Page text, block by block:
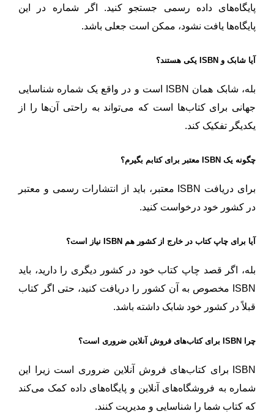
پایگاه‌های داده رسمی جستجو کنید. اگر شماره در این
پایگاه‌ها یافت نشود، ممکن است جعلی باشد.
آیا شابک و ISBN یکی هستند؟
بله، شابک همان ISBN است و در واقع یک شماره شناسایی
جهانی برای کتاب‌ها است که می‌تواند به راحتی آن‌ها را از
یکدیگر تفکیک کند.
چگونه یک ISBN معتبر برای کتابم بگیرم؟
برای دریافت ISBN معتبر، باید از انتشارات رسمی و معتبر
در کشور خود درخواست کنید.
آیا برای چاپ کتاب در خارج از کشور هم ISBN نیاز است؟
بله، اگر قصد چاپ کتاب خود در کشور دیگری را دارید، باید
ISBN مخصوص به آن کشور را دریافت کنید، حتی اگر کتاب
قبلاً در کشور خود شابک داشته باشد.
چرا ISBN برای کتاب‌های فروش آنلاین ضروری است؟
ISBN برای کتاب‌های فروش آنلاین ضروری است زیرا این
شماره به فروشگاه‌های آنلاین و پایگاه‌های داده کمک می‌کند
که کتاب شما را شناسایی و مدیریت کنند.